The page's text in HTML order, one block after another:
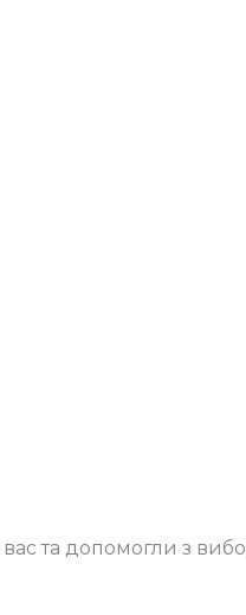
та допомогли з